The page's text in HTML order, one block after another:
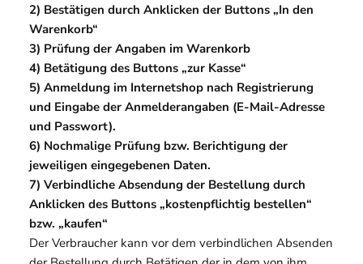
2) Bestätigen durch Anklicken der Buttons „In den
Warenkorb“
3) Prüfung der Angaben im Warenkorb
4) Betätigung des Buttons „zur Kasse“
5) Anmeldung im Internetshop nach Registrierung
und Eingabe der Anmelderangaben (E-Mail-Adresse
und Passwort).
6) Nochmalige Prüfung bzw. Berichtigung der
jeweiligen eingegebenen Daten.
7) Verbindliche Absendung der Bestellung durch
Anklicken des Buttons „kostenpflichtig bestellen“
bzw. „kaufen“
Der Verbraucher kann vor dem verbindlichen Absenden